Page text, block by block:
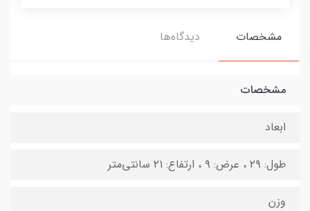
مشخصات دیدگاه‌ها
مشخصات
ابعاد
طول: ۲۹ ، عرض: ۹ ، ارتفاع: ۲۱ سانتی‌متر
وزن